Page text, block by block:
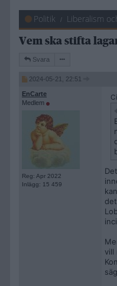
Politik Liberalism
Vem ska stifta
Svara
2024-05-21, 22:51
EnCarte
Medlem
Reg: Apr 2022
Inlägg: 15 459
vill